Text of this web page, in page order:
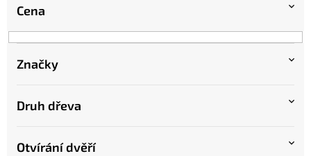
u
Cena
Značky
Druh dřeva
Otvírání dvěří